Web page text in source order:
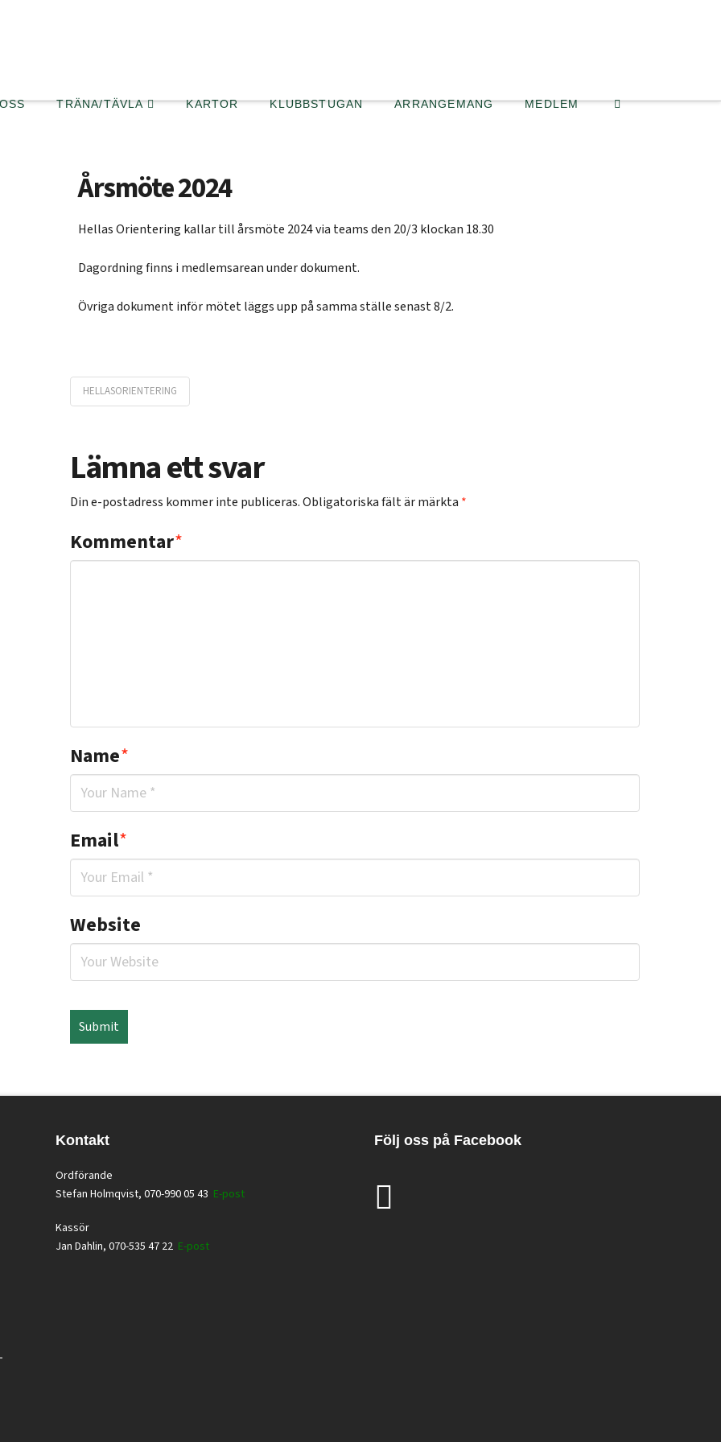
TRÄNA/TÄVLA KARTOR KLUBBSTUGAN ARRANGEMANG MEDLEM
Årsmöte 2024
Hellas Orientering kallar till årsmöte 2024 via teams den 20/3 klockan 18.30
Dagordning finns i medlemsarean under dokument.
Övriga dokument inför mötet läggs upp på samma ställe senast 8/2.
HELLASORIENTERING
Lämna ett svar
Din e-postadress kommer inte publiceras.Obligatoriska fält är märkta *
Kommentar*
Name*
Email*
Website
Kontakt
Ordförande
Stefan Holmqvist, 070-990 05 43 E-post
Kassör
Jan Dahlin, 070-535 47 22 E-post
Följ oss på Facebook